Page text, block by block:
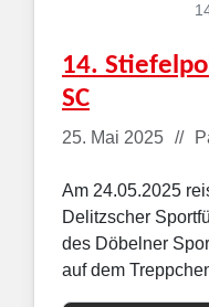
14.
SC
Details
25. Mai 2025
Am 24.05.2025
Delitzscher
des Döbelner
auf dem